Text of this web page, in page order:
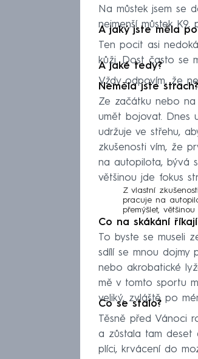
Na můstek jsem se
nejmenší můstek
A jaký jste měla
Ten pocit asi
kůži. Dost často se
A jaké tedy?
Vždy odpovím, že
Neměla jste
Ze začátku nebo na
umět bojovat. Dnes
udržuje ve střehu,
zkušenosti vím, že
na autopilota, bývá
většinou jde fokus
Z vlastní
pracuje na
přemýšlet,
Co na skákání
To byste se museli
sdílí se mnou dojmy
nebo akrobatické
mě v tomto sportu
veliký, zvláště po
Co se stalo?
Těsně před Vánoci
a zůstala tam deset
plíci, krvácení do